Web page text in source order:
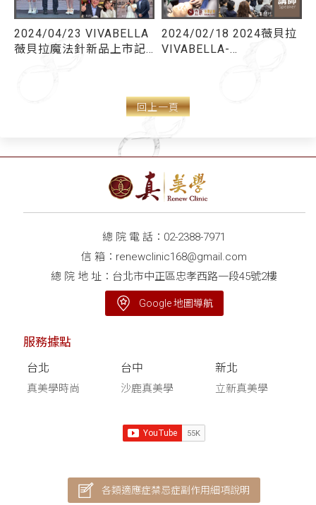
2024/04/23 VIVABELLA
薇貝拉魔法針新品上市記
2024/02/18 2024薇貝拉
VIVABELLA-
回上一頁
總 院 電 話： 02-2388-7971
信 箱： renewclinic168@gmail.com
總 院 地 址：台北市中正區忠孝西路一段45號2樓
Google 地圖導航
服務據點
台北
真美學時尚
台中
沙鹿真美學
新北
立新真美學
各類適應症禁忌症副作用細項說明